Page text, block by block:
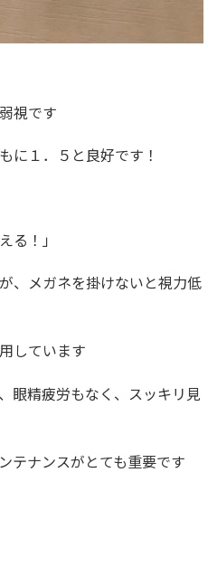
視です
に１．５と良好です！
る！」
、メガネを掛けないと視力低
しています
眼精疲労もなく、スッキリ見
テナンスがとても重要です